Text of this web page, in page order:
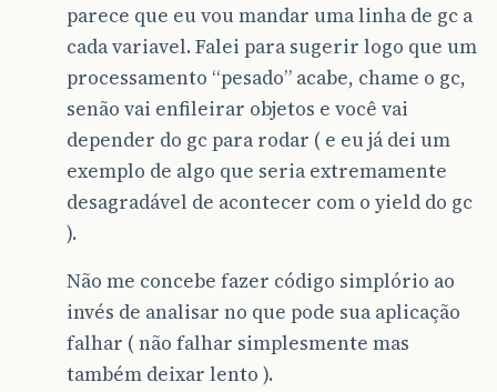
parece que eu vou mandar uma linha de gc a
cada variavel. Falei para sugerir logo que um
processamento “pesado” acabe, chame o gc,
senão vai enfileirar objetos e você vai
depender do gc para rodar ( e eu já dei um
exemplo de algo que seria extremamente
desagradável de acontecer com o yield do gc
).
Não me concebe fazer código simplório ao
invés de analisar no que pode sua aplicação
falhar ( não falhar simplesmente mas
também deixar lento ).